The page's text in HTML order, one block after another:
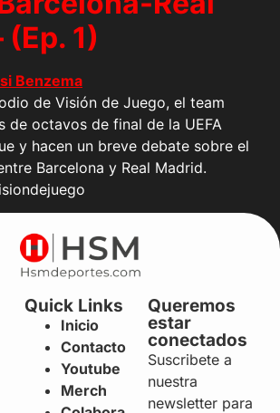
1)
de Visión de Juego, el team
de octavos de final de la UEFA
y hacen un breve debate sobre el
Barcelona y Real Madrid.
Quick Links
Inicio
Contacto
Youtube
Merch
Queremos
estar
conectados
Suscribete a
nuestra
newsletter para